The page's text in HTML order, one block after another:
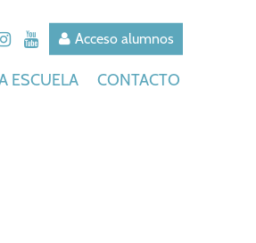
Acceso alumnos
ESCUELA CONTACTO